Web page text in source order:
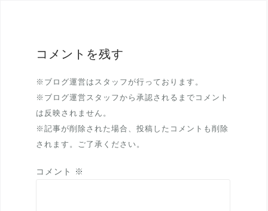
コメントを残す
※ブログ運営はスタッフが行っております。
※ブログ運営スタッフから承認されるまでコメント
は反映されません。
※記事が削除された場合、投稿したコメントも削除
されます。ご了承ください。
コメント ※